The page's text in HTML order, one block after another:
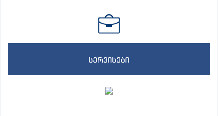
სერვისები